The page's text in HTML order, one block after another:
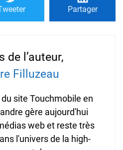
Partager
de l’auteur,
Filluzeau
site Touchmobile en
gère aujourd'hui
web et reste très
l'univers de la high-